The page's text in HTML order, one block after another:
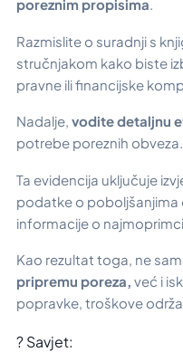
poreznim propisima.
Razmislite o suradnji s
stručnjakom kako biste
pravne ili financijske
Nadalje, vodite detaljnu
potrebe poreznih obveza.
Ta evidencija uključuje
podatke o poboljšanjima
informacije o
Kao rezultat toga, ne
pripremu poreza, već i
popravke, troškove
? Savjet: